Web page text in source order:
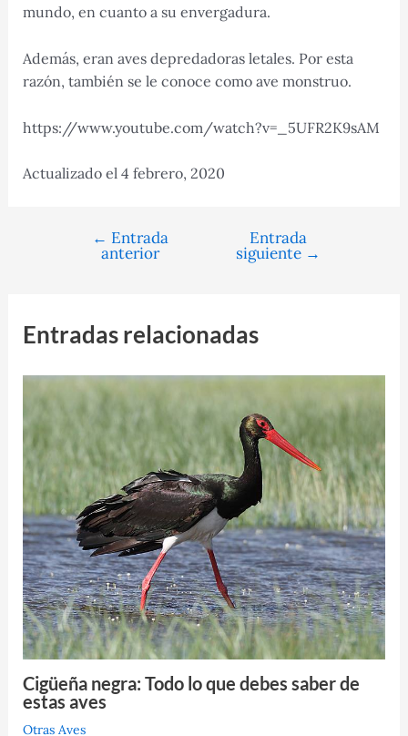
mundo, en cuanto a su envergadura.
Además, eran aves depredadoras letales. Por esta
razón, también se le conoce como ave monstruo.
https://www.youtube.com/watch?v=_5UFR2K9sAM
Actualizado el 4 febrero, 2020
Navegación
← Entrada
anterior
Entrada
siguiente →
Entradas relacionadas
Cigüeña negra: Todo lo que debes saber de
estas aves
Otras Aves